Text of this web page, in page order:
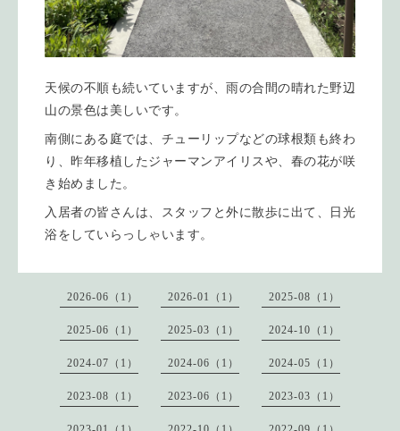
天候の不順も続いていますが、雨の合間の晴れた野辺
山の景色は美しいです。
南側にある庭では、チューリップなどの球根類も終わ
り、昨年移植したジャーマンアイリスや、春の花が咲
き始めました。
入居者の皆さんは、スタッフと外に散歩に出て、日光
浴をしていらっしゃいます。
2026-06（1） 2026-01（1） 2025-08（1）
2025-06（1） 2025-03（1） 2024-10（1）
2024-07（1） 2024-06（1） 2024-05（1）
2023-08（1） 2023-06（1） 2023-03（1）